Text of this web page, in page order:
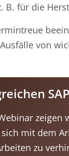
B. für die
von
zeigen
mit dem
zu